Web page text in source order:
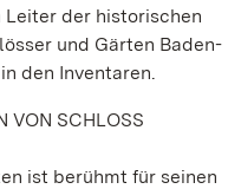
Leiter der historischen
und Gärten Baden-
den Inventaren.
VON SCHLOSS
ist berühmt für seinen